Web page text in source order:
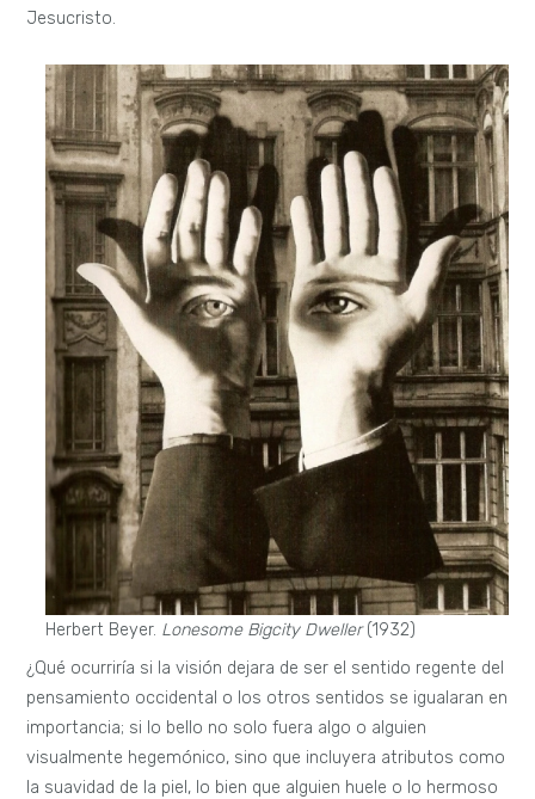
Jesucristo.
Herbert Beyer. Lonesome Bigcity Dweller(1932)
¿Qué ocurriría si la visión dejara de ser el sentido regente del
pensamiento occidental o los otros sentidos se igualaran en
importancia; si lo bello no solo fuera algo o alguien
visualmente hegemónico, sino que incluyera atributos como
la suavidad de la piel, lo bien que alguien huele o lo hermoso